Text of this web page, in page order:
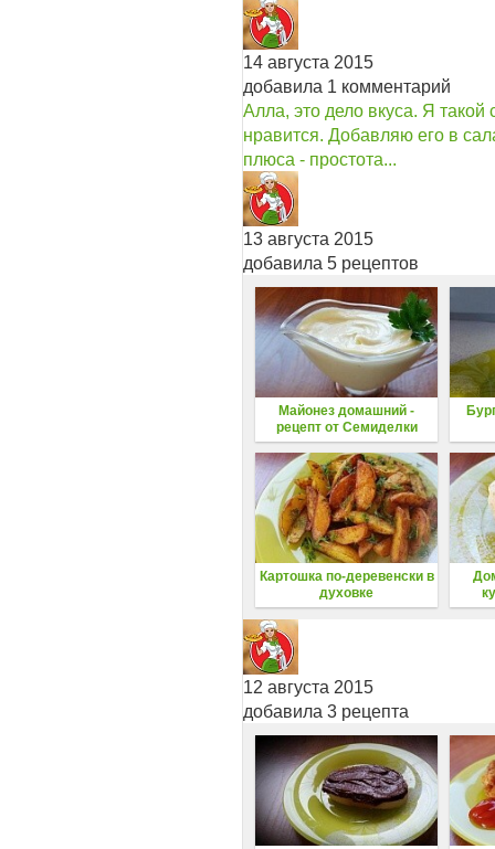
14 августа 2015
добавила 1 комментарий
Алла, это дело вкуса. Я
нравится. Добавляю его в
плюса - простота...
13 августа 2015
добавила 5 рецептов
Майонез домашний -
рецепт от Семиделки
Картошка по-деревенски в
духовке
12 августа 2015
добавила 3 рецепта